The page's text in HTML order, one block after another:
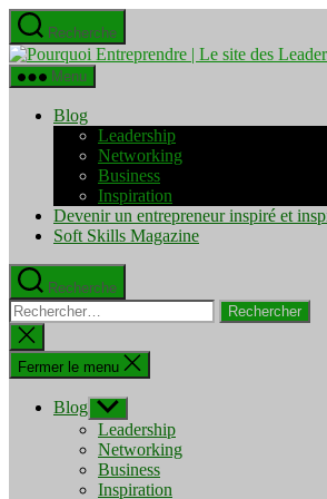
Aller
au
contenu
Recherche
Menu
Blog
Leadership
Networking
Business
Inspiration
Devenir un entrepreneur inspiré et
Soft Skills Magazine
Recherche
Rechercher :
Fermer
la
recherche
Fermer le menu
Blog Afficher
le
sous-
menu
Leadership
Networking
Business
Inspiration